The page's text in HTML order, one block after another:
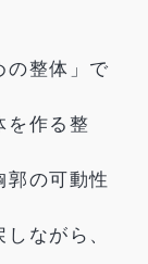
の整体」で
を作る整
郭の可動性
ながら、